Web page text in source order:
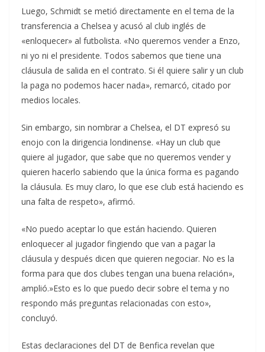
Luego, Schmidt se metió directamente en el tema de la
transferencia a Chelsea y acusó al club inglés de
«enloquecer» al futbolista. «No queremos vender a Enzo,
ni yo ni el presidente. Todos sabemos que tiene una
cláusula de salida en el contrato. Si él quiere salir y un club
la paga no podemos hacer nada», remarcó, citado por
medios locales.
Sin embargo, sin nombrar a Chelsea, el DT expresó su
enojo con la dirigencia londinense. «Hay un club que
quiere al jugador, que sabe que no queremos vender y
quieren hacerlo sabiendo que la única forma es pagando
la cláusula. Es muy claro, lo que ese club está haciendo es
una falta de respeto», afirmó.
«No puedo aceptar lo que están haciendo. Quieren
enloquecer al jugador fingiendo que van a pagar la
cláusula y después dicen que quieren negociar. No es la
forma para que dos clubes tengan una buena relación»,
amplió.»Esto es lo que puedo decir sobre el tema y no
respondo más preguntas relacionadas con esto»,
concluyó.
Estas declaraciones del DT de Benfica revelan que